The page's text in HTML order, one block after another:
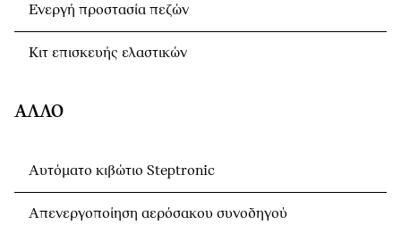
Ενεργή προστασία πεζών
Κιτ επισκευής ελαστικών
ΆΛΛΟ
Αυτόματο κιβώτιο Steptronic
Απενεργοποίηση αερόσακου συνοδηγού